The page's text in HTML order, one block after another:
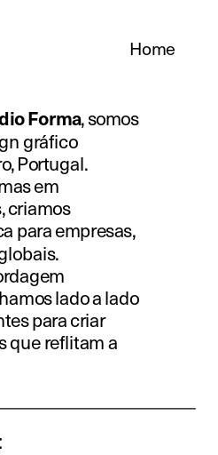
Home
Forma, somos
gráfico
Portugal.
em
criamos
para empresas,
lado a lado
para criar
que reflitam a